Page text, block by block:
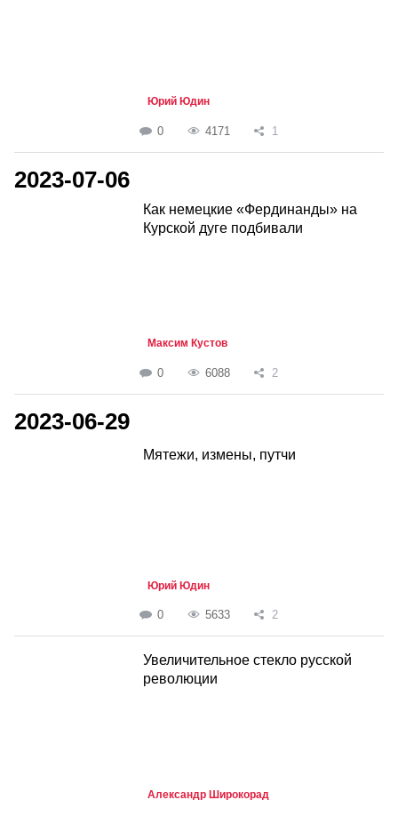
Юрий Юдин
0 4171 1
2023-07-06
Как немецкие «Фердинанды» на
Курской дуге подбивали
Максим Кустов
0 6088 2
2023-06-29
Мятежи, измены, путчи
Юрий Юдин
0 5633 2
Увеличительное стекло русской
революции
Александр Широкорад